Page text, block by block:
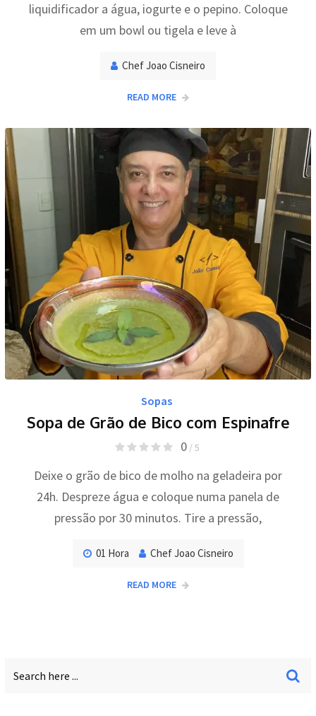
liquidificador a água, iogurte e o pepino. Coloque
em um bowl ou tigela e leve à
Chef Joao Cisneiro
READ MORE
Sopas
Sopa de Grão de Bico com Espinafre
0/ 5
Deixe o grão de bico de molho na geladeira por
24h. Despreze água e coloque numa panela de
pressão por 30 minutos. Tire a pressão,
01 Hora Chef Joao Cisneiro
READ MORE